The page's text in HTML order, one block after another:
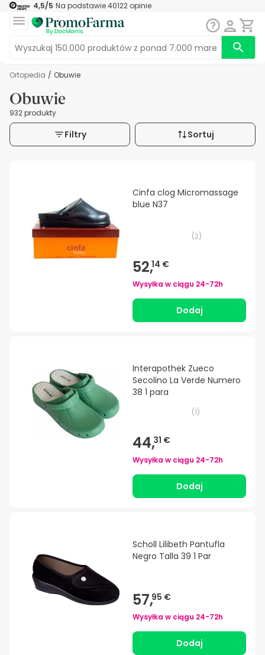
4,5/5 Na podstawie40122 opinie
Ortopedia / Obuwie
Obuwie
932 produkty
Filtry Sortuj
Cinfa clog Micromassage
blue N37
(2)
52,14 €
Wysyłka w ciągu 24-72h
Dodaj
Interapothek Zueco
Secolino La Verde Numero
38 1 para
(1)
44,31 €
Wysyłka w ciągu 24-72h
Dodaj
Scholl Lilibeth Pantufla
Negro Talla 39 1 Par
57,95 €
Wysyłka w ciągu 24-72h
Dodaj